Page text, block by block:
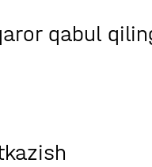
qabul